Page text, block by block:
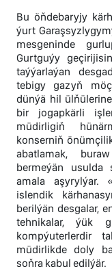
Bu öňdebaryjy
ýurt
mesgeninde
Gurtguýy
taýýarlaýan
tebigy gazyň
dünýä hil
bir jogapkärli
müdirligiň
konserniň
abatlamak,
bermeýän usulda
amala aşyrylýar.
islendik
berilýän desgalar,
tehnikalar, ýük
kompýuterlerdir
müdirlikde doly
soňra kabul edilýär.